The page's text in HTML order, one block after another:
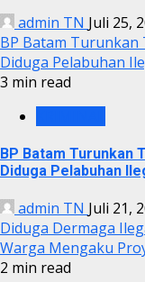
admin TN Juli 25,
BP Batam Turunkan
Diduga Pelabuhan
3 min read
BP Batam Turunkan
Diduga Pelabuhan
admin TN Juli 21,
Diduga Dermaga
Warga Mengaku
2 min read